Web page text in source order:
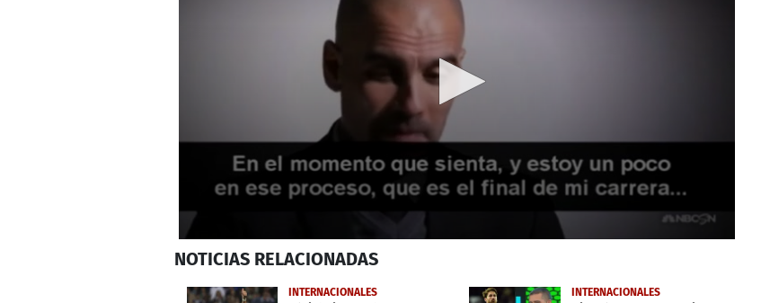
seconds
41
NOTICIAS RELACIONADAS
INTERNACIONALES INTERNACIONALES